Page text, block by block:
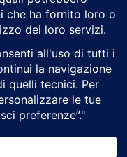
- Genova -